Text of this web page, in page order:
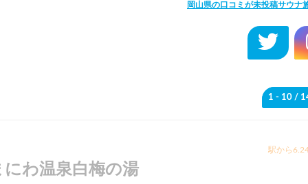
岡山県の口コミが未投稿サウナ
1 - 10 /
駅から
にわ温泉白梅の湯